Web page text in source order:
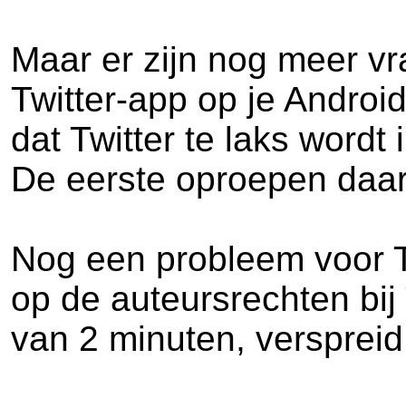
Maar er zijn nog meer
Twitter-app op je
dat Twitter te laks wordt
De eerste oproepen
Nog een probleem voor
op de auteursrechten
van 2 minuten,